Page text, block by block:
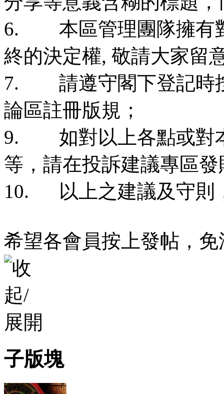
6. 本區管理團隊擁有
終的決定權, 敬請大家留
7. 請遵守閣下登記時
論區註冊版規；
9. 如對以上各點或對
等，請在投訴建議專區
10. 以上之建議及守則
希望各會員按上發帖，
子版塊